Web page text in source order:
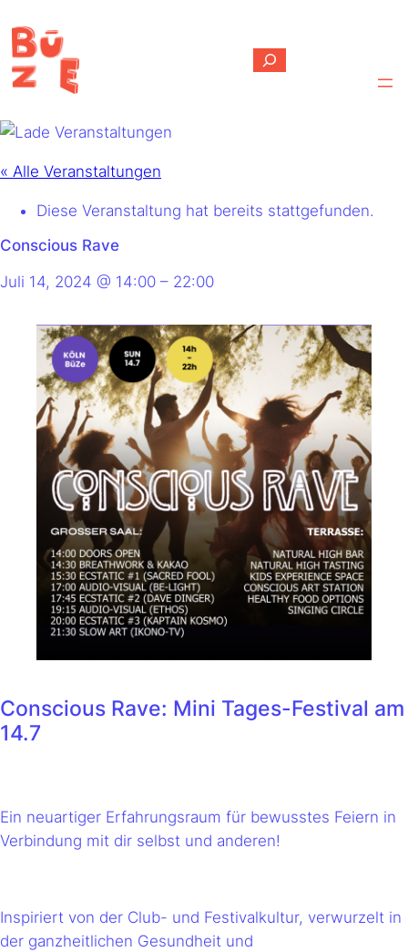
Suchen
« Alle Veranstaltungen
Diese Veranstaltung hat bereits stattgefunden.
Conscious Rave
Juli 14, 2024 @ 14:00 – 22:00
Conscious Rave: Mini Tages-Festival am
14.7
Ein neuartiger Erfahrungsraum für bewusstes Feiern in
Verbindung mit dir selbst und anderen!
Inspiriert von der Club- und Festivalkultur, verwurzelt in
der ganzheitlichen Gesundheit und